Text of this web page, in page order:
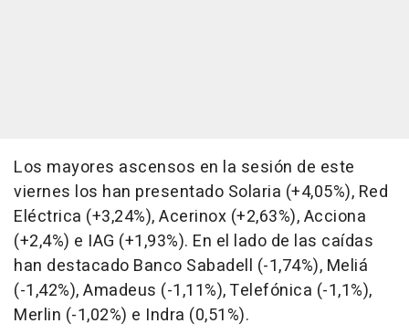
Los mayores ascensos en la sesión de este
viernes los han presentado Solaria (+4,05%), Red
Eléctrica (+3,24%), Acerinox (+2,63%), Acciona
(+2,4%) e IAG (+1,93%). En el lado de las caídas
han destacado Banco Sabadell (-1,74%), Meliá
(-1,42%), Amadeus (-1,11%), Telefónica (-1,1%),
Merlin (-1,02%) e Indra (0,51%).